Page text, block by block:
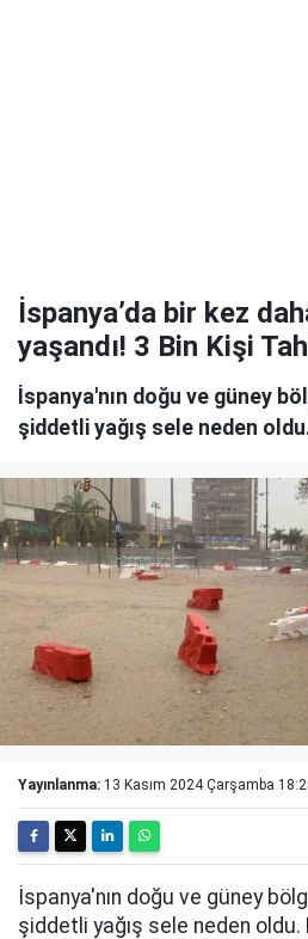
İspanya’da bir kez
yaşandı! 3 Bin Kişi
İspanya'nın doğu ve güney
şiddetli yağış sele neden
Yayınlanma: 13 Kasım 2024 Çarşamba
İspanya'nın doğu ve güney
şiddetli yağış sele neden